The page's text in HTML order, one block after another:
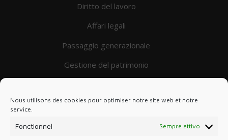
Nous utilisons des cookies pour optimiser notre site web et notre
service.
Fonctionnel Sempre attivo
Diritto del lavoro
Affari legali
Passaggio generazionale
Gestione del patrimonio
IL GRUPPO